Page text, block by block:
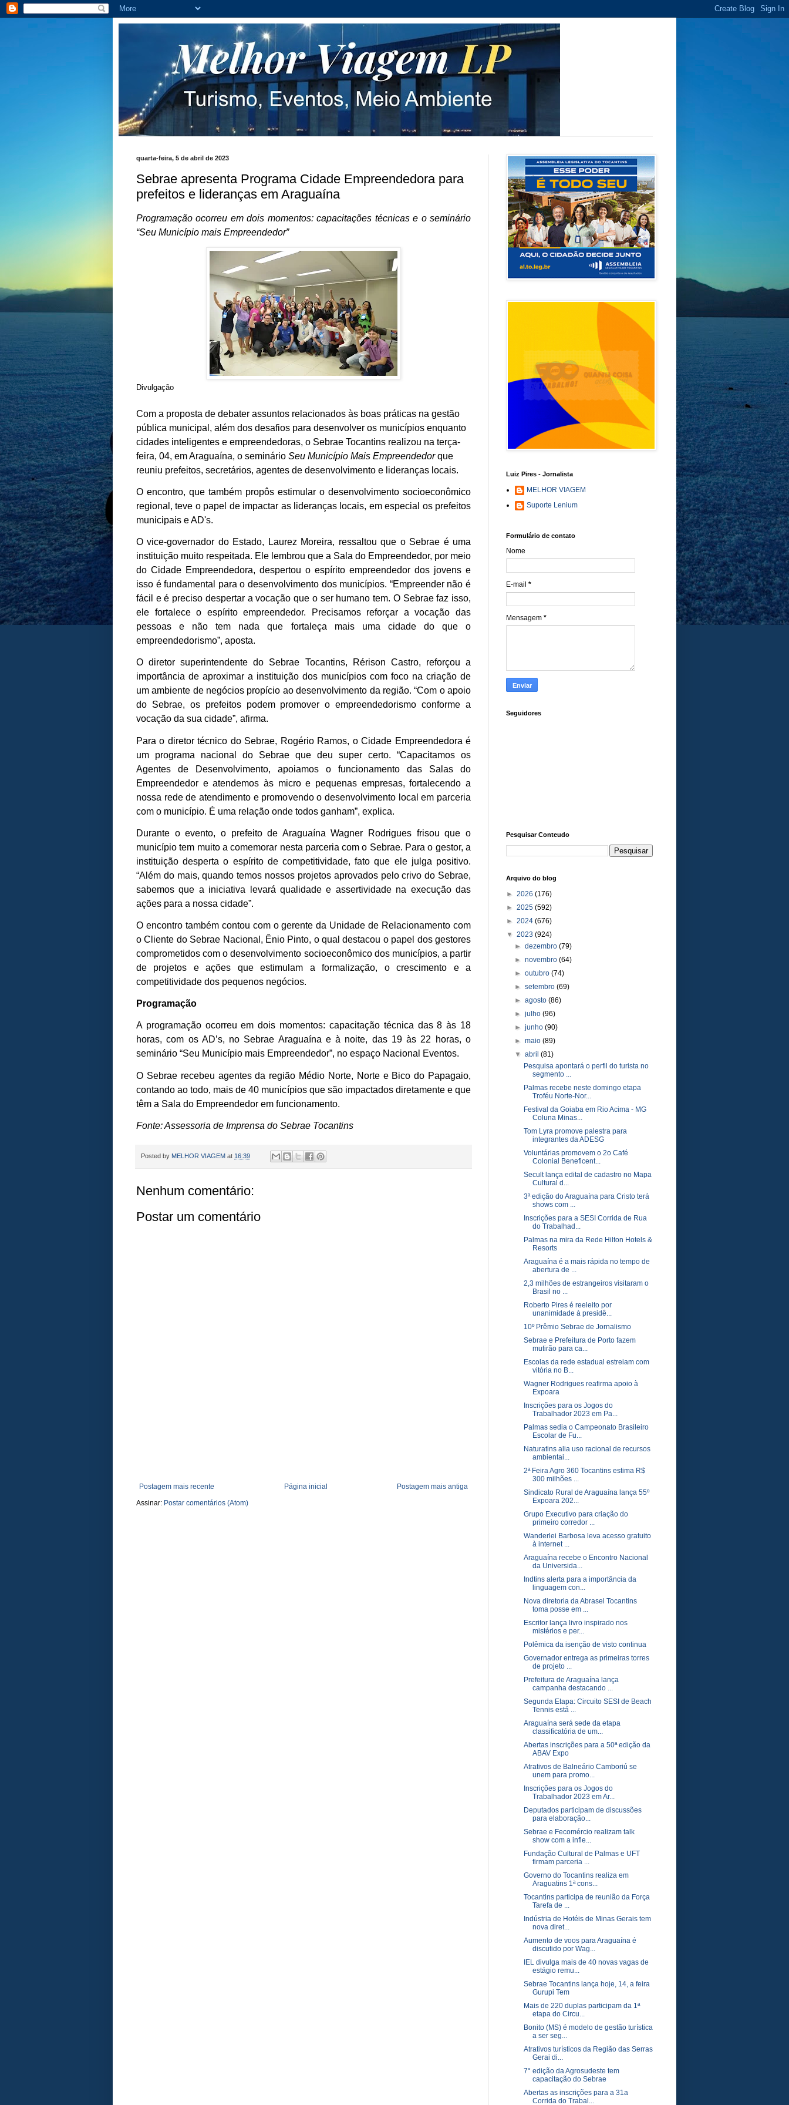
quarta-feira, 5 de abril de 2023
Sebrae apresenta Programa Cidade Empreendedora para
prefeitos e lideranças em Araguaína
Programação ocorreu em dois momentos: capacitações técnicas e o seminário
“Seu Município mais Empreendedor”
Divulgação
Com a proposta de debater assuntos relacionados às boas práticas na gestão
pública municipal, além dos desafios para desenvolver os municípios enquanto
cidades inteligentes e empreendedoras, o Sebrae Tocantins realizou na terça-
feira, 04, em Araguaína, o seminário Seu Município Mais Empreendedorque
reuniu prefeitos, secretários, agentes de desenvolvimento e lideranças locais.
O encontro, que também propôs estimular o desenvolvimento socioeconômico
regional, teve o papel de impactar as lideranças locais, em especial os prefeitos
municipais e AD's.
O vice-governador do Estado, Laurez Moreira, ressaltou que o Sebrae é uma
instituição muito respeitada. Ele lembrou que a Sala do Empreendedor, por meio
do Cidade Empreendedora, despertou o espírito empreendedor dos jovens e
isso é fundamental para o desenvolvimento dos municípios. “Empreender não é
fácil e é preciso despertar a vocação que o ser humano tem. O Sebrae faz isso,
ele fortalece o espírito empreendedor. Precisamos reforçar a vocação das
pessoas e não tem nada que fortaleça mais uma cidade do que o
empreendedorismo”, aposta.
O diretor superintendente do Sebrae Tocantins, Rérison Castro, reforçou a
importância de aproximar a instituição dos municípios com foco na criação de
um ambiente de negócios propício ao desenvolvimento da região. “Com o apoio
do Sebrae, os prefeitos podem promover o empreendedorismo conforme a
vocação da sua cidade”, afirma.
Para o diretor técnico do Sebrae, Rogério Ramos, o Cidade Empreendedora é
um programa nacional do Sebrae que deu super certo. “Capacitamos os
Agentes de Desenvolvimento, apoiamos o funcionamento das Salas do
Empreendedor e atendemos às micro e pequenas empresas, fortalecendo a
nossa rede de atendimento e promovendo o desenvolvimento local em parceria
com o município. É uma relação onde todos ganham”, explica.
Durante o evento, o prefeito de Araguaína Wagner Rodrigues frisou que o
município tem muito a comemorar nesta parceria com o Sebrae. Para o gestor, a
instituição desperta o espírito de competitividade, fato que ele julga positivo.
“Além do mais, quando temos nossos projetos aprovados pelo crivo do Sebrae,
sabemos que a iniciativa levará qualidade e assertividade na execução das
ações para a nossa cidade”.
O encontro também contou com o gerente da Unidade de Relacionamento com
o Cliente do Sebrae Nacional, Ênio Pinto, o qual destacou o papel dos gestores
comprometidos com o desenvolvimento socioeconômico dos municípios, a partir
de projetos e ações que estimulam a formalização, o crescimento e a
competitividade dos pequenos negócios.
Programação
A programação ocorreu em dois momentos: capacitação técnica das 8 às 18
horas, com os AD’s, no Sebrae Araguaína e à noite, das 19 às 22 horas, o
seminário “Seu Município mais Empreendedor”, no espaço Nacional Eventos.
O Sebrae recebeu agentes da região Médio Norte, Norte e Bico do Papagaio,
contando ao todo, mais de 40 municípios que são impactados diretamente e que
têm a Sala do Empreendedor em funcionamento.
Fonte: Assessoria de Imprensa do Sebrae Tocantins
Posted by MELHOR VIAGEM at 16:39
Nenhum comentário:
Postar um comentário
Postagem mais recente Postagem mais antiga
Página inicial
Assinar: Postar comentários (Atom)
Luiz Pires - Jornalista
MELHOR VIAGEM
Suporte Lenium
Formulário de contato
Nome
E-mail *
Mensagem *
Seguidores
Pesquisar Conteudo
Arquivo do blog
► 2026 (176)
► 2025 (592)
► 2024 (676)
▼ 2023 (924)
►dezembro(79)
►novembro(64)
►outubro(74)
►setembro(69)
►agosto(86)
►julho(96)
►junho(90)
►maio(89)
▼abril(81)
Pesquisa apontará o perfil do turista no
segmento ...
Palmas recebe neste domingo etapa
Troféu Norte-Nor...
Festival da Goiaba em Rio Acima - MG
Coluna Minas...
Tom Lyra promove palestra para
integrantes da ADESG
Voluntárias promovem o 2o Café
Colonial Beneficent...
Secult lança edital de cadastro no Mapa
Cultural d...
3ª edição do Araguaína para Cristo terá
shows com ...
Inscrições para a SESI Corrida de Rua
do Trabalhad...
Palmas na mira da Rede Hilton Hotels &
Resorts
Araguaína é a mais rápida no tempo de
abertura de ...
2,3 milhões de estrangeiros visitaram o
Brasil no ...
Roberto Pires é reeleito por
unanimidade à presidê...
10º Prêmio Sebrae de Jornalismo
Sebrae e Prefeitura de Porto fazem
mutirão para ca...
Escolas da rede estadual estreiam com
vitória no B...
Wagner Rodrigues reafirma apoio à
Expoara
Inscrições para os Jogos do
Trabalhador 2023 em Pa...
Palmas sedia o Campeonato Brasileiro
Escolar de Fu...
Naturatins alia uso racional de recursos
ambientai...
2ª Feira Agro 360 Tocantins estima R$
300 milhões ...
Sindicato Rural de Araguaína lança 55º
Expoara 202...
Grupo Executivo para criação do
primeiro corredor ...
Wanderlei Barbosa leva acesso gratuito
à internet ...
Araguaína recebe o Encontro Nacional
da Universida...
Indtins alerta para a importância da
linguagem con...
Nova diretoria da Abrasel Tocantins
toma posse em ...
Escritor lança livro inspirado nos
mistérios e per...
Polêmica da isenção de visto continua
Governador entrega as primeiras torres
de projeto ...
Prefeitura de Araguaína lança
campanha destacando ...
Segunda Etapa: Circuito SESI de Beach
Tennis está ...
Araguaína será sede da etapa
classificatória de um...
Abertas inscrições para a 50ª edição da
ABAV Expo
Atrativos de Balneário Camboriú se
unem para promo...
Inscrições para os Jogos do
Trabalhador 2023 em Ar...
Deputados participam de discussões
para elaboração...
Sebrae e Fecomércio realizam talk
show com a infle...
Fundação Cultural de Palmas e UFT
firmam parceria ...
Governo do Tocantins realiza em
Araguatins 1ª cons...
Tocantins participa de reunião da Força
Tarefa de ...
Indústria de Hotéis de Minas Gerais tem
nova diret...
Aumento de voos para Araguaína é
discutido por Wag...
IEL divulga mais de 40 novas vagas de
estágio remu...
Sebrae Tocantins lança hoje, 14, a feira
Gurupi Tem
Mais de 220 duplas participam da 1ª
etapa do Circu...
Bonito (MS) é modelo de gestão turística
a ser seg...
Atrativos turísticos da Região das Serras
Gerai di...
7° edição da Agrosudeste tem
capacitação do Sebrae
Abertas as inscrições para a 31a
Corrida do Trabal...